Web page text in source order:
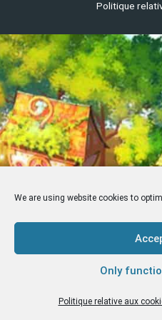
We are using website cookies to
Only
Politique relative aux
Politique